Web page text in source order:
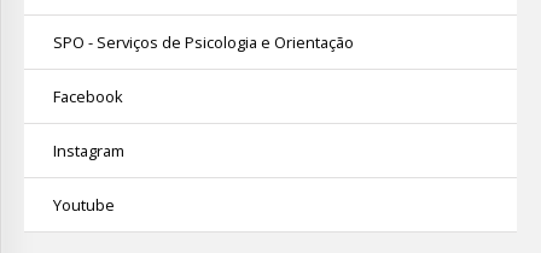
SPO - Serviços de Psicologia e Orientação
Facebook
Instagram
Youtube